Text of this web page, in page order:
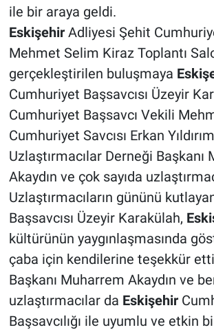
ile bir araya geldi.
EskişehirAdliyesi Şehit
Mehmet Selim Kiraz Toplantı
gerçekleştirilen buluşmaya
Cumhuriyet Başsavcısı Üzeyir
Cumhuriyet Başsavcı Vekili
Cumhuriyet Savcısı Erkan
Uzlaştırmacılar Derneği Başkanı
Akaydın ve çok sayıda
Uzlaştırmacıların gününü
Başsavcısı Üzeyir Karakülah,
kültürünün yaygınlaşmasında
çaba için kendilerine teşekkür
Başkanı Muharrem Akaydın ve
uzlaştırmacılar da Eskişehir
Başsavcılığı ile uyumlu ve etkin